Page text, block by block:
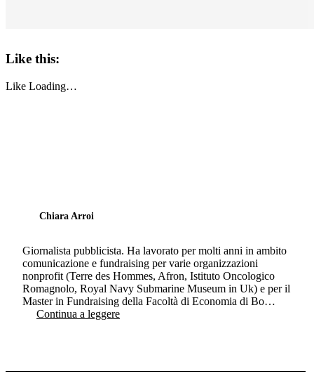
Like this:
Like Loading…
Chiara Arroi
Giornalista pubblicista. Ha lavorato per molti anni in ambito
comunicazione e fundraising per varie organizzazioni
nonprofit (Terre des Hommes, Afron, Istituto Oncologico
Romagnolo, Royal Navy Submarine Museum in Uk) e per il
Master in Fundraising della Facoltà di Economia di Bo…
Continua a leggere